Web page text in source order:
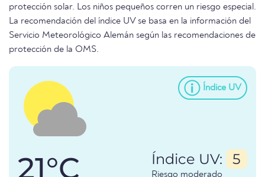
protección solar. Los niños pequeños corren un riesgo especial.
La recomendación del índice UV se basa en la información del
Servicio Meteorológico Alemán según las recomendaciones de
protección de la OMS.
Índice UV
21°C Índice UV: 5
Riesgo moderado